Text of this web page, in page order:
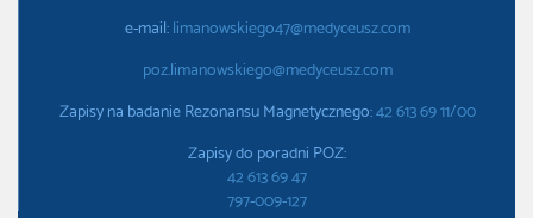
e-mail:limanowskiego47@medyceusz.com
poz.limanowskiego@medyceusz.com
Zapisy na badanie Rezonansu Magnetycznego:42 613 69 11/00
Zapisy do poradni POZ:
42 613 69 47
797-009-127